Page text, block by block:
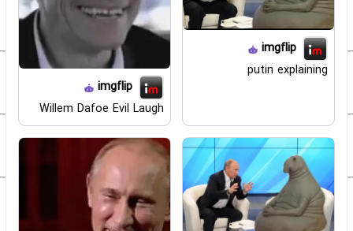
imgflip
putin explaining
imgflip
Willem Dafoe Evil Laugh